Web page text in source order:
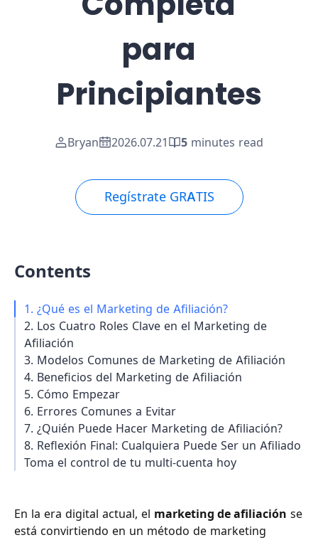
para
Principiantes
Bryan 2026.07.21 5 minutes read
Regístrate GRATIS
Contents
1. ¿Qué es el Marketing de Afiliación?
2. Los Cuatro Roles Clave en el Marketing de
Afiliación
3. Modelos Comunes de Marketing de Afiliación
4. Beneficios del Marketing de Afiliación
5. Cómo Empezar
6. Errores Comunes a Evitar
7. ¿Quién Puede Hacer Marketing de Afiliación?
8. Reflexión Final: Cualquiera Puede Ser un Afiliado
Toma el control de tu multi-cuenta hoy
En la era digital actual, el marketing de afiliación se
está convirtiendo en un método de marketing